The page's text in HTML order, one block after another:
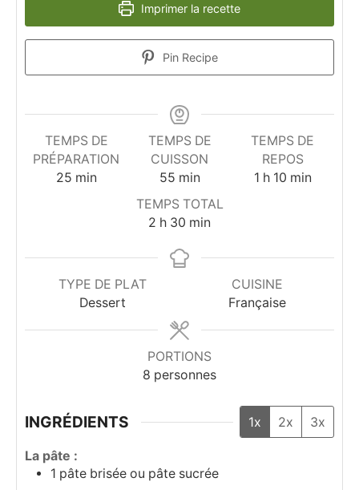
Imprimer la recette
Pin Recipe
TEMPS DE
PRÉPARATION
25minutes
min
TEMPS DE
CUISSON
55minutes
min
TEMPS DE
REPOS
1heure
h 10minutes
min
TEMPS TOTAL
2 heures
h 30 minutes
min
TYPE DE PLAT
Dessert
CUISINE
Française
PORTIONS
8 personnes
INGRÉDIENTS 1x 2x 3x
La pâte :
1 pâte brisée ou pâte sucrée